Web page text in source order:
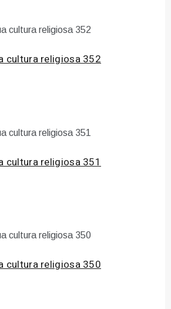
cultura religiosa 352
cultura religiosa 351
cultura religiosa 350